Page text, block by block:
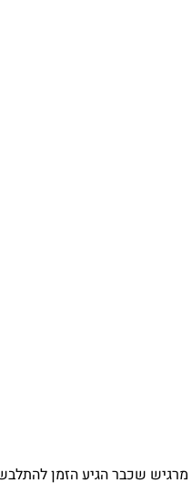
שכבר הגיע הזמן להתלבש